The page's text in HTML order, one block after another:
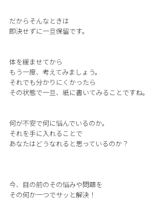
だからそんなときは
即決せずに一旦保留です。
体を緩ませてから
もう一度、考えてみましょう。
それでも分かりにくかったら
その状態で一旦、紙に書いてみることですね。
何が不安で何に悩んでいるのか。
それを手に入れることで
あなたはどうなれると思っているのか？
今、目の前のその悩みや問題を
その何か一つでサッと解決！